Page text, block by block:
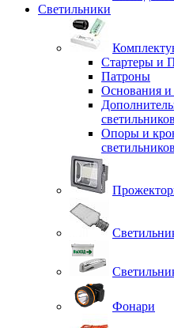
Светильники
Стартеры и
Патроны
Основания
светильников
Опоры и
светильников
Фонари